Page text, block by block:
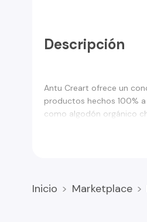
Descripción
Antu Creart ofrece un
productos hechos 100%
como algodón orgánico
Inicio Marketplace